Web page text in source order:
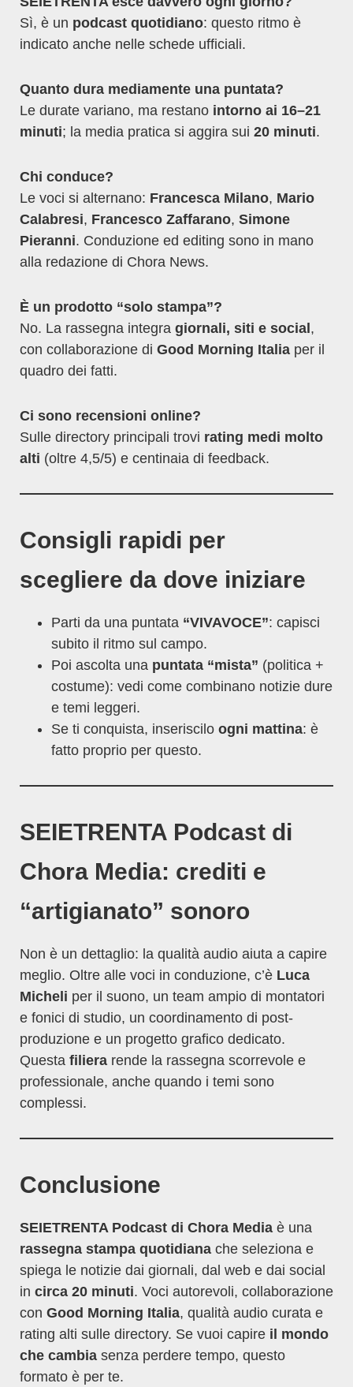
Sì, è un podcast quotidiano: questo ritmo è
indicato anche nelle schede ufficiali.
Quanto dura mediamente una puntata?
Le durate variano, ma restano intorno ai 16–21
minuti; la media pratica si aggira sui 20 minuti.
Chi conduce?
Le voci si alternano: Francesca Milano, Mario
Calabresi, Francesco Zaffarano, Simone
Pieranni. Conduzione ed editing sono in mano
alla redazione di Chora News.
È un prodotto “solo stampa”?
No. La rassegna integra giornali, siti e social ,
con collaborazione di Good Morning Italia per il
quadro dei fatti.
Ci sono recensioni online?
Sulle directory principali trovi rating medi molto
alti (oltre 4,5/5) e centinaia di feedback.
Consigli rapidi per
scegliere da dove iniziare
Parti da una puntata “VIVAVOCE”: capisci
subito il ritmo sul campo.
Poi ascolta una puntata “mista” (politica +
costume): vedi come combinano notizie dure
e temi leggeri.
Se ti conquista, inseriscilo ogni mattina: è
fatto proprio per questo.
SEIETRENTA Podcast di
Chora Media: crediti e
“artigianato” sonoro
Non è un dettaglio: la qualità audio aiuta a capire
meglio. Oltre alle voci in conduzione, c’è Luca
Micheli per il suono, un team ampio di montatori
e fonici di studio, un coordinamento di post-
produzione e un progetto grafico dedicato.
Questa filiera rende la rassegna scorrevole e
professionale, anche quando i temi sono
complessi.
Conclusione
SEIETRENTA Podcast di Chora Media è una
rassegna stampa quotidiana che seleziona e
spiega le notizie dai giornali, dal web e dai social
in circa 20 minuti. Voci autorevoli, collaborazione
con Good Morning Italia, qualità audio curata e
rating alti sulle directory. Se vuoi capire il mondo
che cambia senza perdere tempo, questo
formato è per te.